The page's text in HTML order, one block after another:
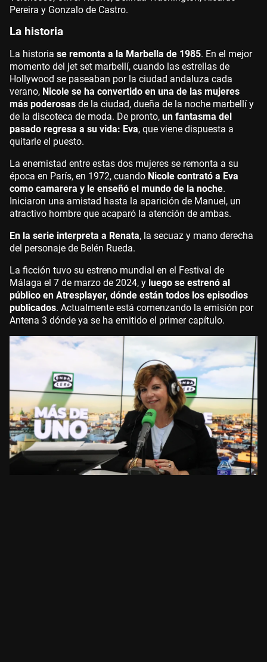
Pereira y Gonzalo de Castro.
La historia
La historia se remonta a la Marbella de 1985. En el mejor
momento del jet set marbellí, cuando las estrellas de
Hollywood se paseaban por la ciudad andaluza cada
verano, Nicole se ha convertido en una de las mujeres
más poderosas de la ciudad, dueña de la noche marbellí y
de la discoteca de moda. De pronto, un fantasma del
pasado regresa a su vida: Eva, que viene dispuesta a
quitarle el puesto.
La enemistad entre estas dos mujeres se remonta a su
época en París, en 1972, cuando Nicole contrató a Eva
como camarera y le enseñó el mundo de la noche.
Iniciaron una amistad hasta la aparición de Manuel, un
atractivo hombre que acaparó la atención de ambas.
En la serie interpreta a Renata, la secuaz y mano derecha
del personaje de Belén Rueda.
La ficción tuvo su estreno mundial en el Festival de
Málaga el 7 de marzo de 2024, y luego se estrenó al
público en Atresplayer, dónde están todos los episodios
publicados. Actualmente está comenzando la emisión por
Antena 3 dónde ya se ha emitido el primer capítulo.